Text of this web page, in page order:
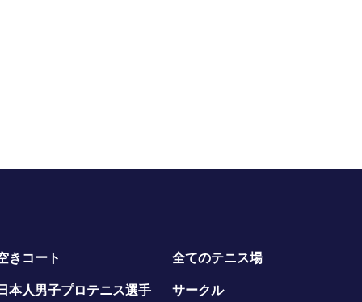
きコート 全てのテニス場
本人男子プロテニス選手 サークル